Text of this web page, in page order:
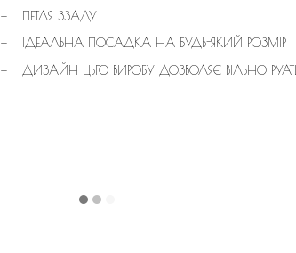
ПЕТЛЯ ЗЗАДУ
ІДЕАЛЬНА ПОСАДКА НА БУДЬ-ЯКИЙ РОЗМІР
ДИЗАЙН ЦЬГО ВИРОБУ ДОЗВОЛЯЄ ВІЛЬНО